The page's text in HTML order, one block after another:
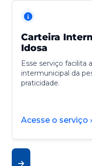
Carteira
Idosa
Esse serviço facilita
intermunicipal da
praticidade.
Acesse o serviço ›